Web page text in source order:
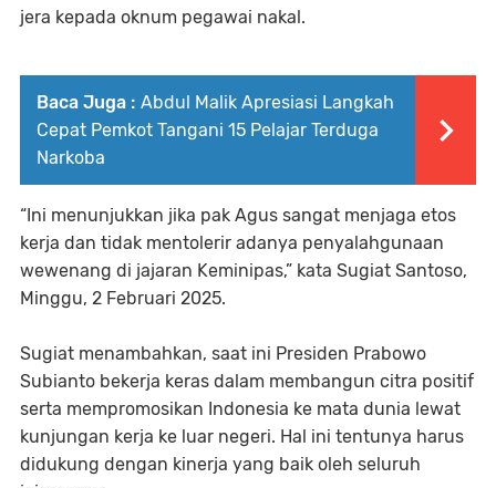
jera kepada oknum pegawai nakal.
Baca Juga : Abdul Malik Apresiasi Langkah
Cepat Pemkot Tangani 15 Pelajar Terduga
Narkoba
“Ini menunjukkan jika pak Agus sangat menjaga etos
kerja dan tidak mentolerir adanya penyalahgunaan
wewenang di jajaran Keminipas,” kata Sugiat Santoso,
Minggu, 2 Februari 2025.
Sugiat menambahkan, saat ini Presiden Prabowo
Subianto bekerja keras dalam membangun citra positif
serta mempromosikan Indonesia ke mata dunia lewat
kunjungan kerja ke luar negeri. Hal ini tentunya harus
didukung dengan kinerja yang baik oleh seluruh